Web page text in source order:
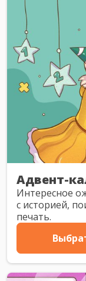
Адвент-
Интересное
с историей,
печать.